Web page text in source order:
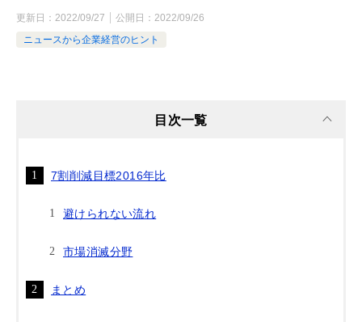
更新日： 2022/09/27 公開日： 2022/09/26
ニュースから企業経営のヒント
目次一覧
7割削減目標2016年比
避けられない流れ
市場消滅分野
まとめ